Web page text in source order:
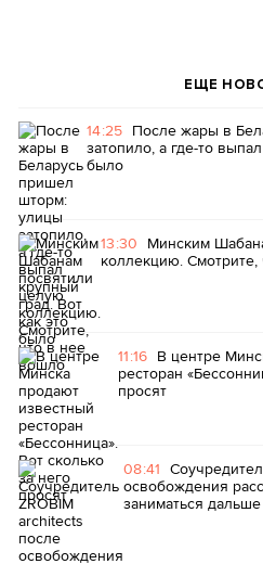
ЕЩЕ
14:25 После жары в
затопило, а где-то
было
13:30 Минским
коллекцию.
11:16 В центре
ресторан
просят
08:41
освобождения
заниматься дальше